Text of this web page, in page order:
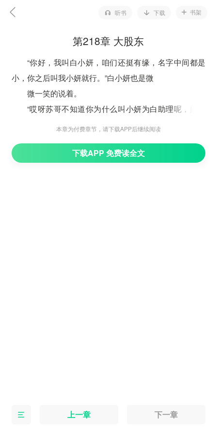
听书 下载 书架
第218章 大股东
“你好，我叫白小妍，咱们还挺有缘，名字中间都是
小，你之后叫我小妍就行。”白小妍也是微
微一笑的说着。
“哎呀苏哥不知道你为什么叫小妍为白助理呢，她的
身份肯定非凡吧，要不然也不会全权负责与你的合
一股浓浓的探视敢，再去看的时候却是什么都没有。
本章为付费章节，请下载APP后继续阅读
下载APP 免费读全文
上一章 下一章